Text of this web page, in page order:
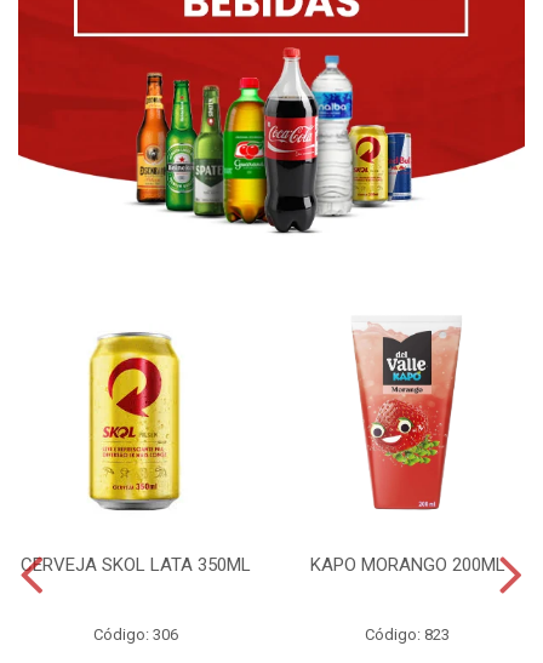
CERVEJA SKOL LATA 350ML
Código: 306
KAPO MORANGO 200ML
Código: 823